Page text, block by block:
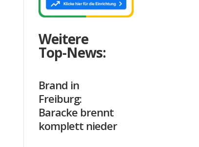
Weitere
Top-News:
Brand in
Freiburg:
Baracke brennt
komplett nieder